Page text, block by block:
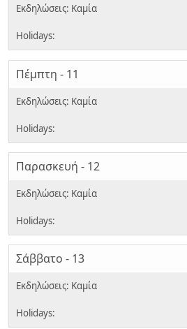
Πέμπτη - 11
Παρασκευή - 12
Σάββατο - 13